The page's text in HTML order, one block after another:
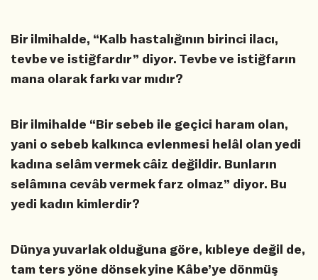
Bir ilmihalde, “Kalb hastalığının birinci ilacı,
tevbe ve istiğfardır” diyor. Tevbe ve istiğfarın
mana olarak farkı var mıdır?
Bir ilmihalde “Bir sebeb ile geçici haram olan,
yani o sebeb kalkınca evlenmesi helâl olan yedi
kadına selâm vermek câiz değildir. Bunların
selâmına cevâb vermek farz olmaz” diyor. Bu
yedi kadın kimlerdir?
Dünya yuvarlak olduğuna göre, kıbleye değil de,
tam ters yöne dönsek yine Kâbe’ye dönmüş